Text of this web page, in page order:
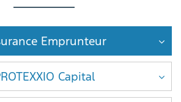
Emprunteur
Capital